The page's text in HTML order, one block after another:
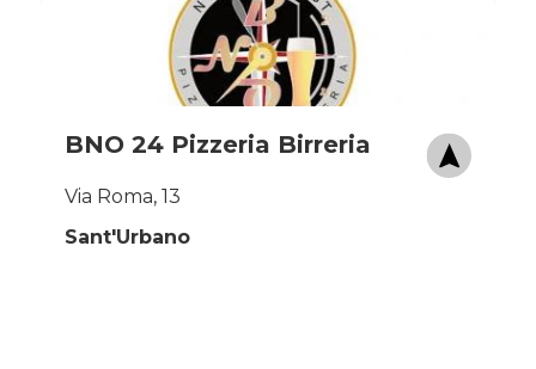
BNO 24 Pizzeria Birreria
Via Roma, 13
Sant'Urbano